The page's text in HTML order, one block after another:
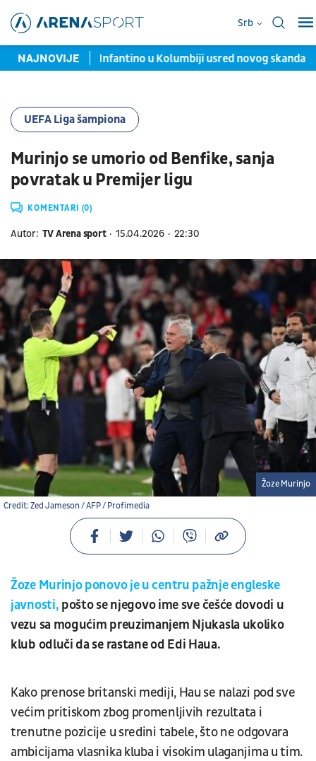
Srb
NAJNOVIJE
za Srbiju Infantino u Kolumbiji usred novog skandala, s
UEFA Liga šampiona
Murinjo se umorio od Benfike, sanja
povratak u Premijer ligu
KOMENTARI (0)
Autor: TV Arena sport 15.04.2026 22:30
Credit: Zed Jameson / AFP / Profimedia
Žoze Murinjo
Žoze Murinjo ponovo je u centru pažnje engleske
javnosti, pošto se njegovo ime sve češće dovodi u
vezu sa mogućim preuzimanjem Njukasla ukoliko
klub odluči da se rastane od Edi Haua.
Kako prenose britanski mediji, Hau se nalazi pod sve
većim pritiskom zbog promenljivih rezultata i
trenutne pozicije u sredini tabele, što ne odgovara
ambicijama vlasnika kluba i visokim ulaganjima u tim.